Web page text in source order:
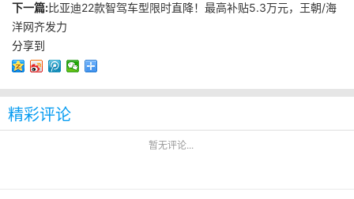
下一篇:比亚迪22款智驾车型限时直降！最高补贴5.3万元，王朝/海
洋网齐发力
分享到
精彩评论
暂无评论...